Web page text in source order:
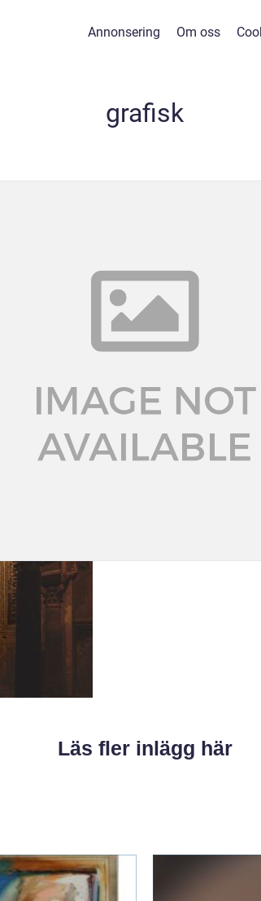
Annonsering Om oss
grafisk
Läs fler inlägg här